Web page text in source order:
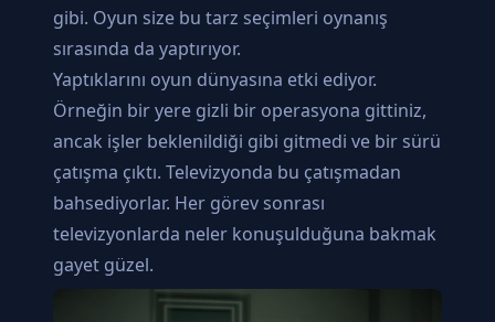
gibi. Oyun size bu tarz seçimleri oynanış
sırasında da yaptırıyor.
Yaptıklarını oyun dünyasına etki ediyor.
Örneğin bir yere gizli bir operasyona gittiniz,
ancak işler beklenildiği gibi gitmedi ve bir sürü
çatışma çıktı. Televizyonda bu çatışmadan
bahsediyorlar. Her görev sonrası
televizyonlarda neler konuşulduğuna bakmak
gayet güzel.